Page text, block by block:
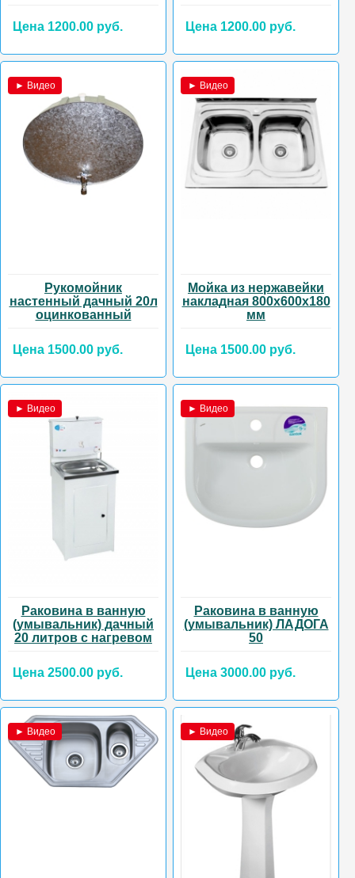
Цена 1200.00 руб. Цена 1200.00 руб.
► Видео
Рукомойник
настенный дачный 20л
оцинкованный
Цена 1500.00 руб.
► Видео
Мойка из нержавейки
накладная 800х600х180
мм
Цена 1500.00 руб.
► Видео
Раковина в ванную
(умывальник) дачный
20 литров с нагревом
Цена 2500.00 руб.
► Видео
Раковина в ванную
(умывальник) ЛАДОГА
50
Цена 3000.00 руб.
► Видео ► Видео